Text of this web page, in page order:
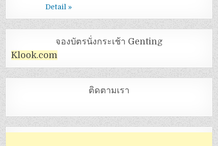
Detail »
จองบัตรนั่งกระเช้า Genting
Klook.com
ติดตามเรา